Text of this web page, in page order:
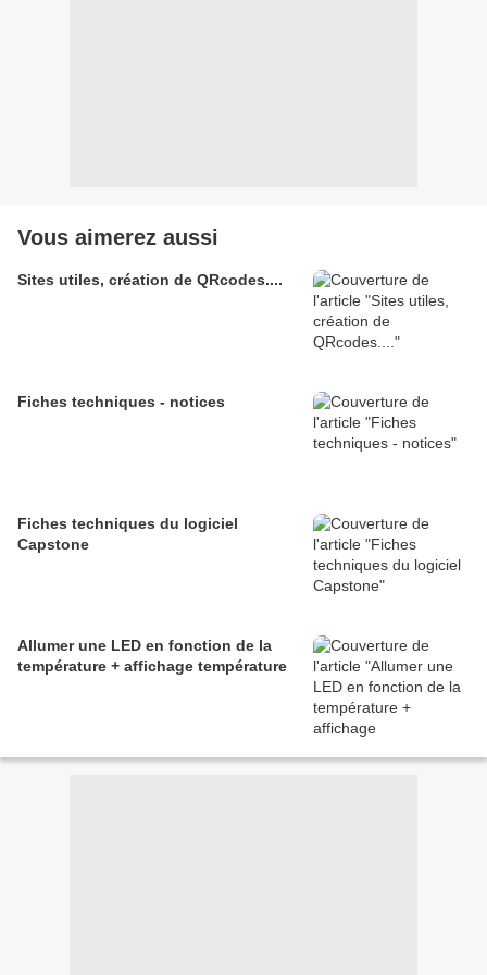
Vous aimerez aussi
Sites utiles, création de QRcodes....
Fiches techniques - notices
Fiches techniques du logiciel
Capstone
Allumer une LED en fonction de la
température + affichage température